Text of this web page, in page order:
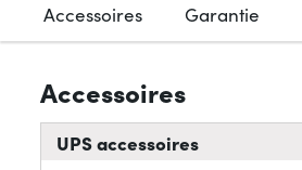
Accessoires Garantie
Accessoires
UPS accessoires